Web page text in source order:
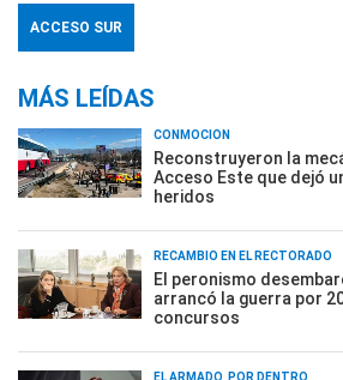
ACCESO SUR
MÁS LEÍDAS
CONMOCIÓN
Reconstruyeron la
Acceso Este que dejó
heridos
RECAMBIO EN EL RECTORADO
El peronismo
arrancó la guerra por
concursos
EL ARMADO, POR DENTRO